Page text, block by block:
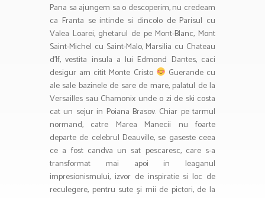
Pana sa ajungem sa o descoperim, nu credeam
ca Franta se intinde si dincolo de Parisul cu
Valea Loarei, ghetarul de pe Mont-Blanc, Mont
Saint-Michel cu Saint-Malo, Marsilia cu Chateau
d’If, vestita insula a lui Edmond Dantes, caci
desigur am citit Monte Cristo
Guerande cu
ale sale bazinele de sare de mare, palatul de la
Versailles sau Chamonix unde o zi de ski costa
cat un sejur in Poiana Brasov. Chiar pe tarmul
normand, catre Marea Manecii nu foarte
departe de celebrul Deauville, se gaseste ceea
ce a fost candva un sat pescaresc, care s-a
transformat mai apoi in leaganul
impresionismului, izvor de inspiratie si loc de
reculegere, pentru sute şi mii de pictori, de la